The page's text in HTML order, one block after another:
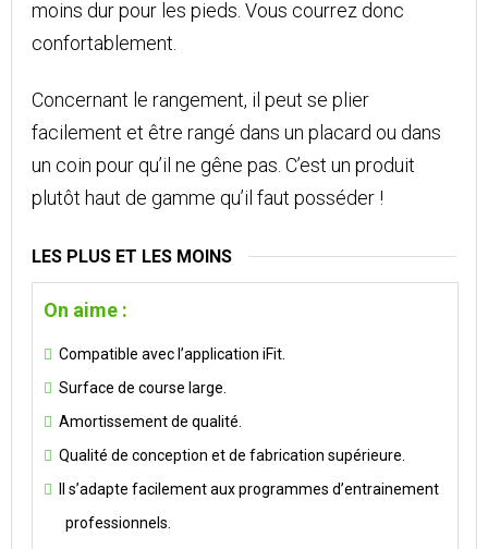
moins dur pour les pieds. Vous courrez donc
confortablement.
Concernant le rangement, il peut se plier
facilement et être rangé dans un placard ou dans
un coin pour qu’il ne gêne pas. C’est un produit
plutôt haut de gamme qu’il faut posséder !
LES PLUS ET LES MOINS
On aime :
Compatible avec l’application iFit.
Surface de course large.
Amortissement de qualité.
Qualité de conception et de fabrication supérieure.
Il s’adapte facilement aux programmes d’entrainement
professionnels.